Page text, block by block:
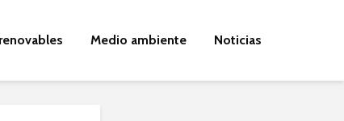
Medio ambiente Noticias